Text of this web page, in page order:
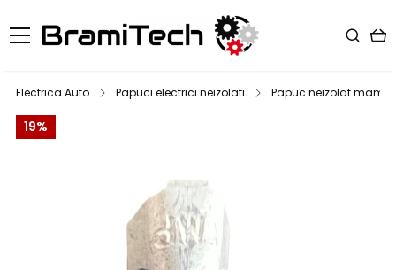
Electrica Auto Papuci electrici neizolati Papuc neizolat
19%